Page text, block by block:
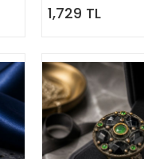
1,729 TL